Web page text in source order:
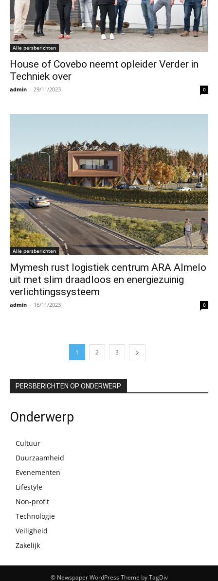
Alle persberichten
House of Covebo neemt opleider Verder in
Techniek over
admin - 29/11/2023 0
Alle persberichten
Mymesh rust logistiek centrum ARA Almelo
uit met slim draadloos en energiezuinig
verlichtingssysteem
admin - 16/11/2023 0
1 2 3
PERSBERICHTEN OP ONDERWERP
Onderwerp
Cultuur
Duurzaamheid
Evenementen
Lifestyle
Non-profit
Technologie
Veiligheid
Zakelijk
© Newspaper WordPress Theme by TagDiv